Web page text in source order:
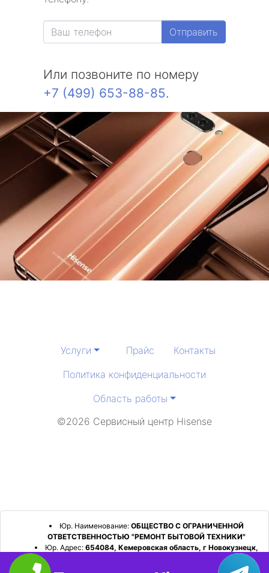
Отправить
Или позвоните по номеру
+7 (499) 653-88-85.
Услуги Прайс
Контакты
Политика конфиденциальности
Область работы
©2026 Сервисный центр Hisense
Юр. Наименование: ОБЩЕСТВО С ОГРАНИЧЕННОЙ
ОТВЕТСТВЕННОСТЬЮ "РЕМОНТ БЫТОВОЙ ТЕХНИКИ"
Юр. Адрес: 654084, Кемеровская область, г Новокузнецк,
р-н Орджоникидзевский, пр-кт Шахтеров, д. 31, кв. 2